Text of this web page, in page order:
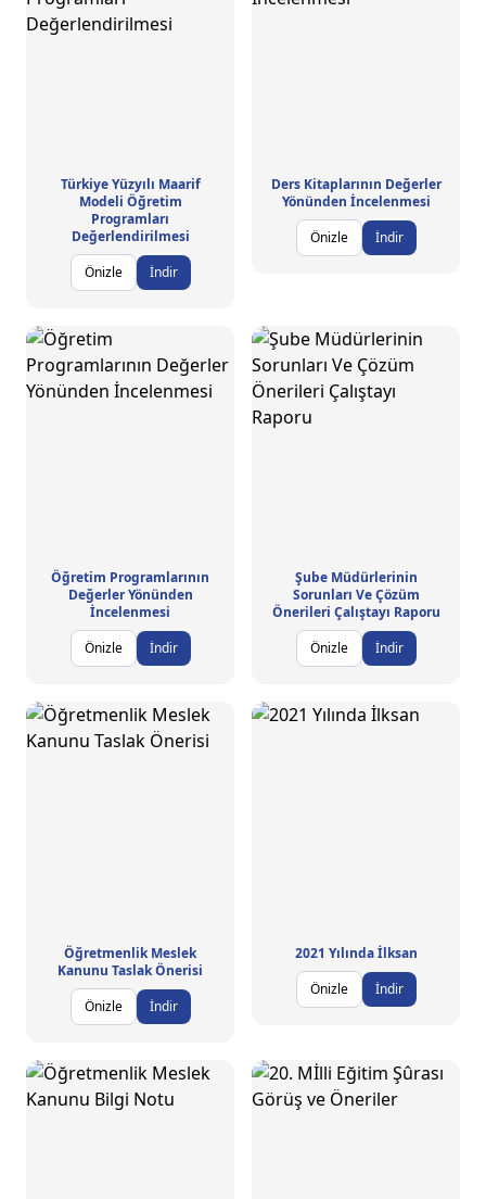
Türkiye Yüzyılı Maarif
Modeli Öğretim
Programları
Değerlendirilmesi
Önizle
İndir
Ders Kitaplarının Değerler
Yönünden İncelenmesi
Önizle
İndir
Öğretim Programlarının
Değerler Yönünden
İncelenmesi
Önizle
İndir
Şube Müdürlerinin
Sorunları Ve Çözüm
Önerileri Çalıştayı Raporu
Önizle
İndir
Öğretmenlik Meslek
Kanunu Taslak Önerisi
Önizle
İndir
2021 Yılında İlksan
Önizle
İndir